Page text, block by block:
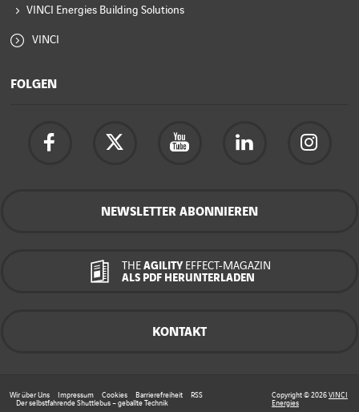
VINCI Energies Building Solutions
VINCI
FOLGEN
NEWSLETTER ABONNIEREN
THE AGILITY EFFECT-MAGAZIN
ALS PDF HERUNTERLADEN
KONTAKT
Wir über Uns Impressum Cookies Barrierefreiheit
RSS
Der selbstfahrende Shuttlebus – geballte Technik
Copyright © 2026 VINCI
Energies